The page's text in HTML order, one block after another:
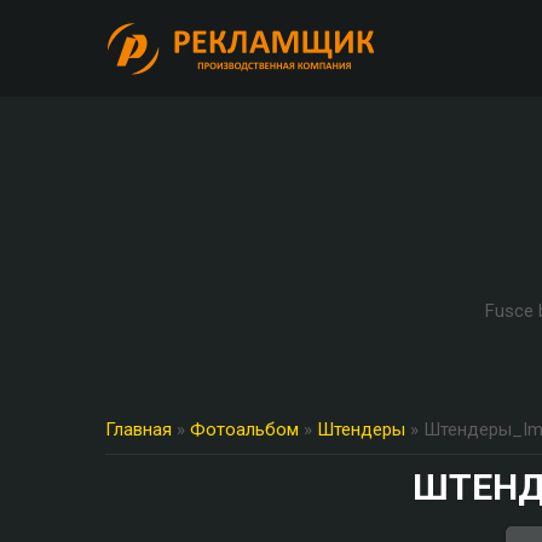
Fusce
Главная » Фотоальбом » Штендеры »